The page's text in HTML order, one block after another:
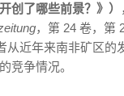
创了哪些前景？》）
，第 24 卷，第
从近年来南非矿区
竞争情况。